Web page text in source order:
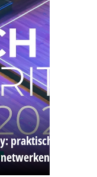
praktische